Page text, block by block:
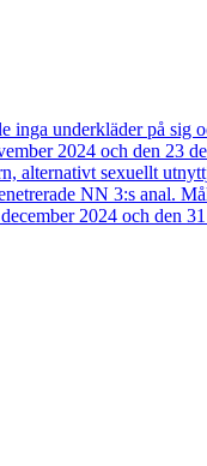
underkläder på sig
2024 och den 23
alternativt sexuellt
NN 3:s anal.
2024 och den